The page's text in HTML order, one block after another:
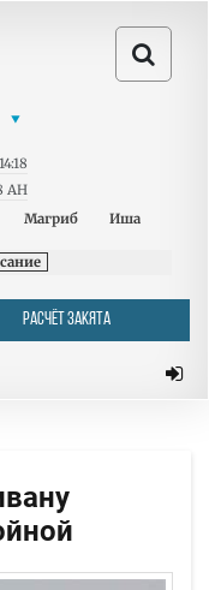
AH
Магриб Иша
РАСЧЁТ ЗАКЯТА